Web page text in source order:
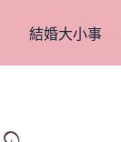
結婚大小事